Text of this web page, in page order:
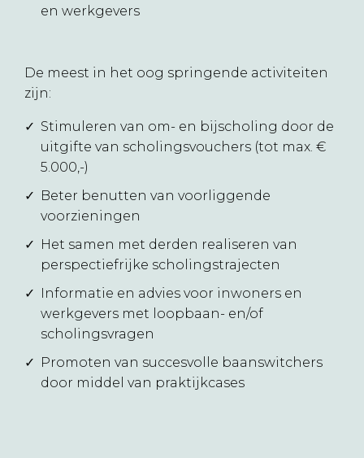
en werkgevers
De meest in het oog springende activiteiten
zijn:
Stimuleren van om- en bijscholing door de
uitgifte van scholingsvouchers (tot max. €
5.000,-)
Beter benutten van voorliggende
voorzieningen
Het samen met derden realiseren van
perspectiefrijke scholingstrajecten
Informatie en advies voor inwoners en
werkgevers met loopbaan- en/of
scholingsvragen
Promoten van succesvolle baanswitchers
door middel van praktijkcases